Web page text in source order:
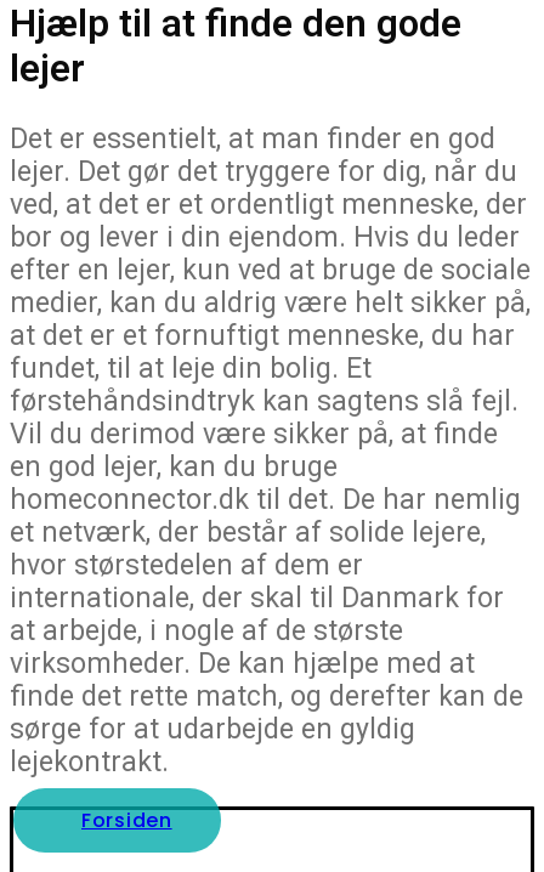
Hjælp til at finde den gode
lejer
Det er essentielt, at man finder en god
lejer. Det gør det tryggere for dig, når du
ved, at det er et ordentligt menneske, der
bor og lever i din ejendom. Hvis du leder
efter en lejer, kun ved at bruge de sociale
medier, kan du aldrig være helt sikker på,
at det er et fornuftigt menneske, du har
fundet, til at leje din bolig. Et
førstehåndsindtryk kan sagtens slå fejl.
Vil du derimod være sikker på, at finde
en god lejer, kan du bruge
homeconnector.dk til det. De har nemlig
et netværk, der består af solide lejere,
hvor størstedelen af dem er
internationale, der skal til Danmark for
at arbejde, i nogle af de største
virksomheder. De kan hjælpe med at
finde det rette match, og derefter kan de
sørge for at udarbejde en gyldig
lejekontrakt.
Forsiden